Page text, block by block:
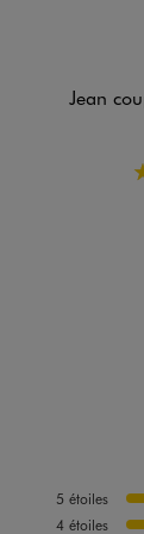
Jean
5 étoiles
4 étoiles